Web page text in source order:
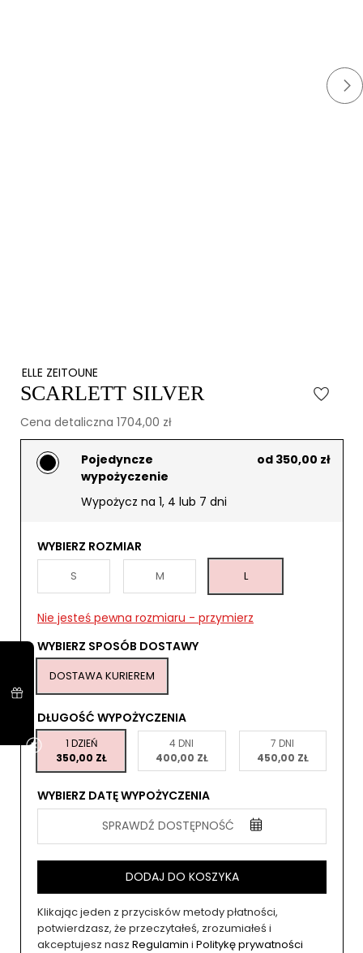
ELLE ZEITOUNE
SCARLETT SILVER
Cena detaliczna 1704,00 zł
Pojedyncze
wypożyczenie
od 350,00 zł
Wypożycz na 1, 4 lub 7 dni
WYBIERZ ROZMIAR
S M L
Nie jesteś pewna rozmiaru - przymierz
WYBIERZ SPOSÓB DOSTAWY
DOSTAWA KURIEREM
DŁUGOŚĆ WYPOŻYCZENIA
1 DZIEŃ
350,00 ZŁ
4 DNI
400,00 ZŁ
7 DNI
450,00 ZŁ
WYBIERZ DATĘ WYPOŻYCZENIA
SPRAWDŹ DOSTĘPNOŚĆ
DODAJ DO KOSZYKA
Klikając jeden z przycisków metody płatności,
potwierdzasz, że przeczytałeś, zrozumiałeś i
akceptujesz nasz Regulamin i Politykę prywatności